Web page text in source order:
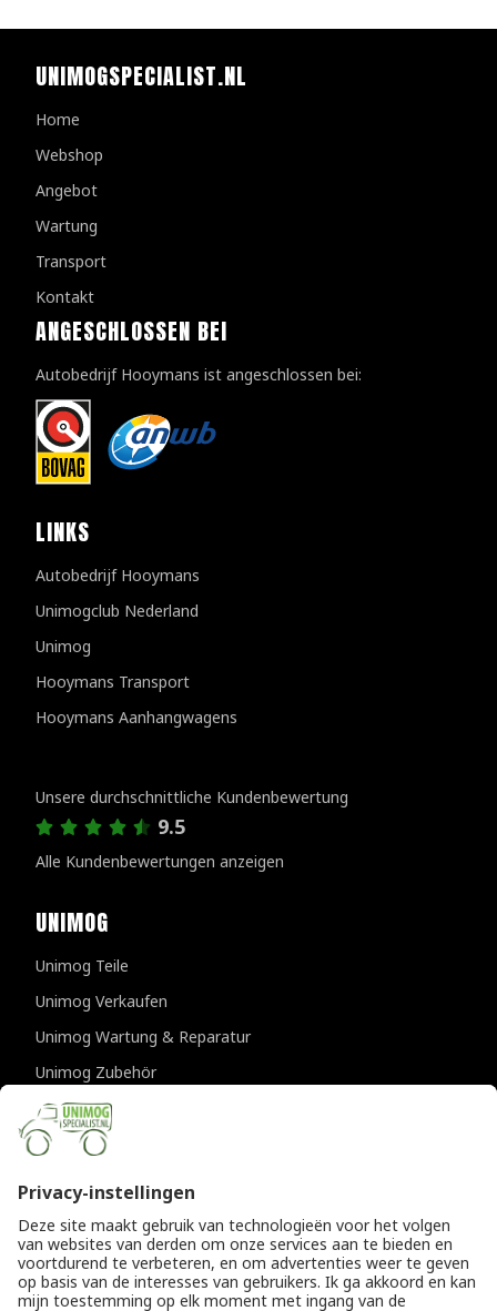
UNIMOGSPECIALIST.NL
Home
Webshop
Angebot
Wartung
Transport
Kontakt
ANGESCHLOSSEN BEI
Autobedrijf Hooymans ist angeschlossen bei:
LINKS
Autobedrijf Hooymans
Unimogclub Nederland
Unimog
Hooymans Transport
Hooymans Aanhangwagens
Unsere durchschnittliche Kundenbewertung
9.5
Alle Kundenbewertungen anzeigen
UNIMOG
Unimog Teile
Unimog Verkaufen
Unimog Wartung & Reparatur
Unimog Zubehör
Unimog APK-prufungen
KONTAKTDATEN
Provincialeweg 94-98
Die Niederlande
T+31 (0)418 632073